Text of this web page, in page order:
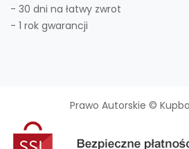
- 30 dni na łatwy zwrot
- 1 rok gwarancji
Prawo Autorskie ©